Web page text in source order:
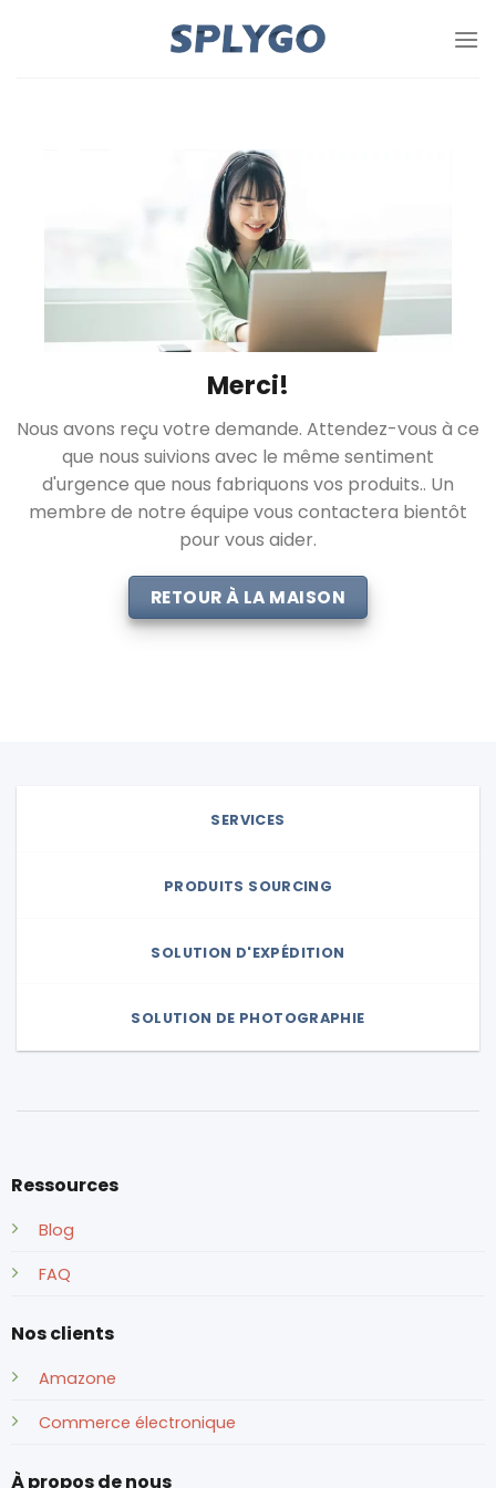
Merci!
Nous avons reçu votre demande. Attendez-vous à ce
que nous suivions avec le même sentiment
d'urgence que nous fabriquons vos produits.. Un
membre de notre équipe vous contactera bientôt
pour vous aider.
RETOUR À LA MAISON
SERVICES
PRODUITS SOURCING
SOLUTION D'EXPÉDITION
SOLUTION DE PHOTOGRAPHIE
Ressources
Blog
FAQ
Nos clients
Amazone
Commerce électronique
À propos de nous